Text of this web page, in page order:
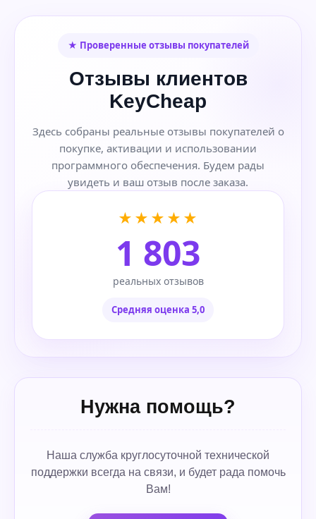
★ Проверенные отзывы покупателей
Отзывы клиентов
KeyCheap
Здесь собраны реальные отзывы покупателей о
покупке, активации и использовании
программного обеспечения. Будем рады
увидеть и ваш отзыв после заказа.
★★★★★
1 803
реальных отзывов
Средняя оценка 5,0
Нужна помощь?
Наша служба круглосуточной технической
поддержки всегда на связи, и будет рада помочь
Вам!